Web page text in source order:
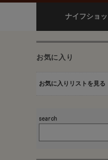
ナイフショ
お気に入り
お気に入りリストを見る